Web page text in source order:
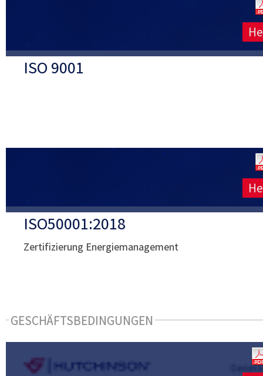
ISO 9001
ISO50001:2018
Zertifizierung Energiemanagement
GESCHÄFTSBEDINGUNGEN